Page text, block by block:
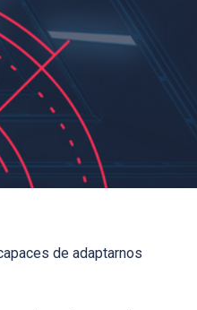
de adaptarnos